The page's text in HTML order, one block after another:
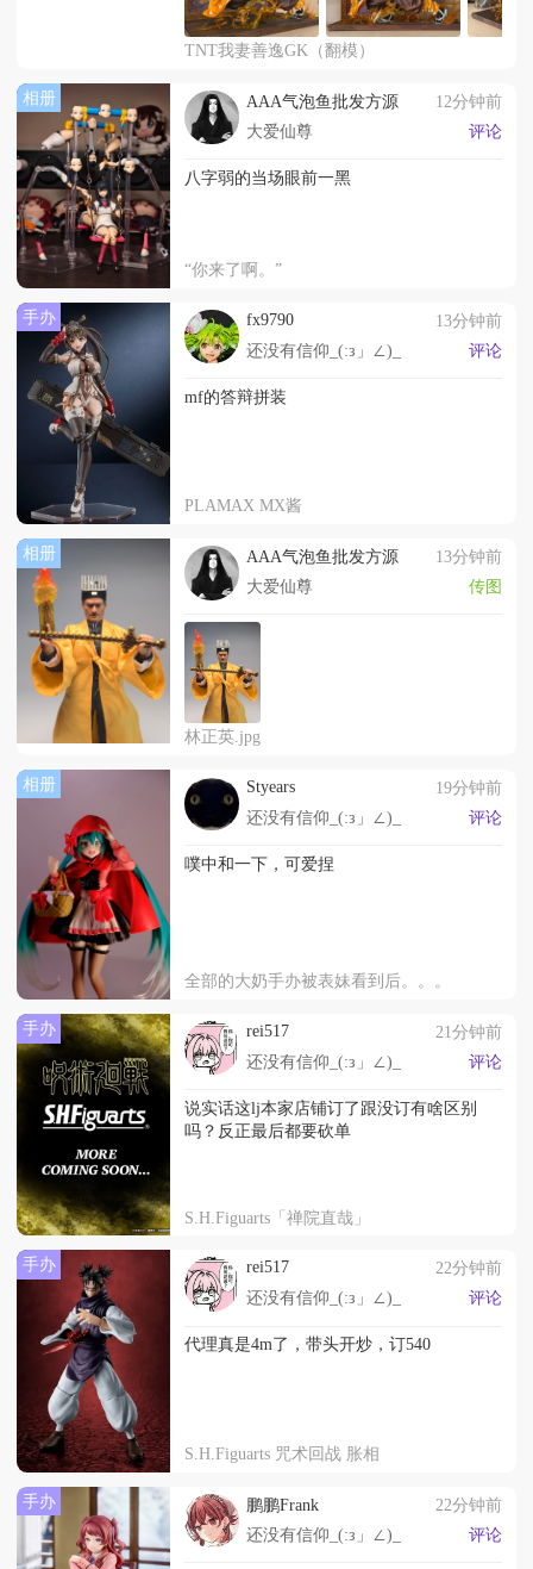
TNT我妻善逸GK（翻模）
相册 AAA气泡鱼批发方源
12分钟前
大爱仙尊
评论
八字弱的当场眼前一黑
“你来了啊。”
手办 fx9790
13分钟前
还没有信仰_(:з」∠)_
评论
mf的答辩拼装
PLAMAX MX酱
相册 AAA气泡鱼批发方源
13分钟前
大爱仙尊
传图
林正英.jpg
相册 Styears
19分钟前
还没有信仰_(:з」∠)_
评论
噗中和一下，可爱捏
全部的大奶手办被表妹看到后。。。
手办 rei517
21分钟前
还没有信仰_(:з」∠)_
评论
说实话这lj本家店铺订了跟没订有啥区别
吗？反正最后都要砍单
S.H.Figuarts「禅院直哉」
手办 rei517
22分钟前
还没有信仰_(:з」∠)_
评论
代理真是4m了，带头开炒，订540
S.H.Figuarts 咒术回战 胀相
手办 鹏鹏Frank
22分钟前
还没有信仰_(:з」∠)_
评论